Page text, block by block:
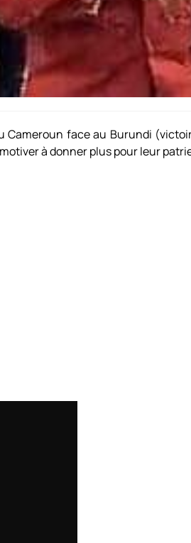
Cameroun face au Burundi
à donner plus pour leur